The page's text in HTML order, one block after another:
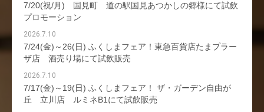
7/20(祝/月) 国見町 道の駅国見あつかしの郷様にて試飲
プロモーション
2026.7.10
7/24(金)～26(日) ふくしまフェア！東急百貨店たまプラー
ザ店 酒売り場にて試飲販売
2026.7.10
7/17(金)～19(日) ふくしまフェア！ ザ・ガーデン自由が
丘 立川店 ルミネB1にて試飲販売